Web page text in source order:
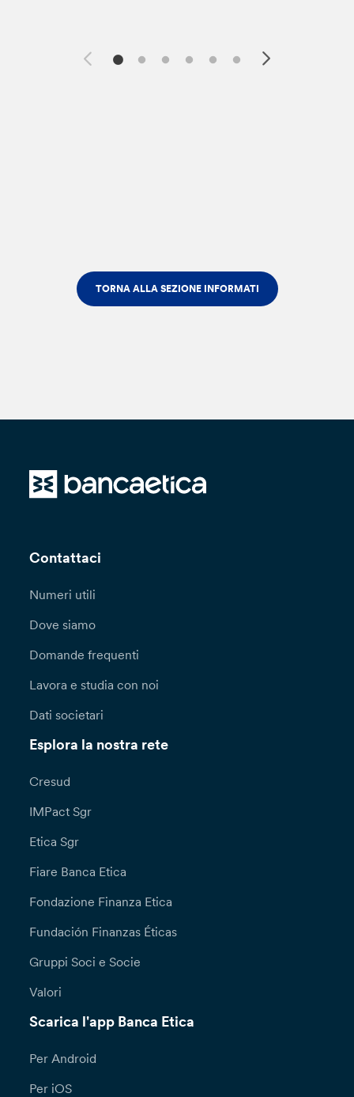
TORNA ALLA SEZIONE INFORMATI
Contattaci
Numeri utili
Dove siamo
Domande frequenti
Lavora e studia con noi
Dati societari
Esplora la nostra rete
Cresud
IMPact Sgr
Etica Sgr
Fiare Banca Etica
Fondazione Finanza Etica
Fundación Finanzas Éticas
Gruppi Soci e Socie
Valori
Scarica l'app Banca Etica
Per Android
Per iOS